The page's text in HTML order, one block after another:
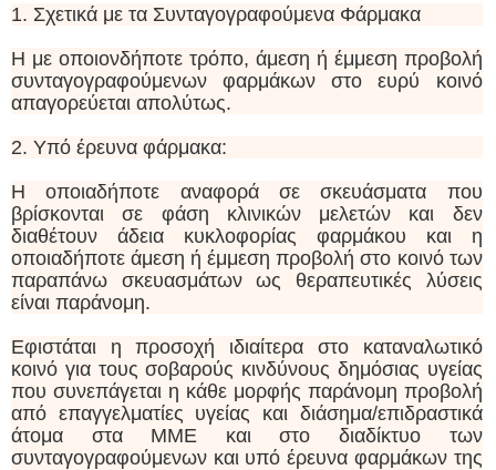
1. Σχετικά με τα Συνταγογραφούμενα Φάρμακα
Η με οποιονδήποτε τρόπο, άμεση ή έμμεση προβολή
συνταγογραφούμενων φαρμάκων στο ευρύ κοινό
απαγορεύεται απολύτως.
2. Υπό έρευνα φάρμακα:
Η οποιαδήποτε αναφορά σε σκευάσματα που
βρίσκονται σε φάση κλινικών μελετών και δεν
διαθέτουν άδεια κυκλοφορίας φαρμάκου και η
οποιαδήποτε άμεση ή έμμεση προβολή στο κοινό των
παραπάνω σκευασμάτων ως θεραπευτικές λύσεις
είναι παράνομη.
Εφιστάται η προσοχή ιδιαίτερα στο καταναλωτικό
κοινό για τους σοβαρούς κινδύνους δημόσιας υγείας
που συνεπάγεται η κάθε μορφής παράνομη προβολή
από επαγγελματίες υγείας και διάσημα/επιδραστικά
άτομα στα ΜΜΕ και στο διαδίκτυο των
συνταγογραφούμενων και υπό έρευνα φαρμάκων της